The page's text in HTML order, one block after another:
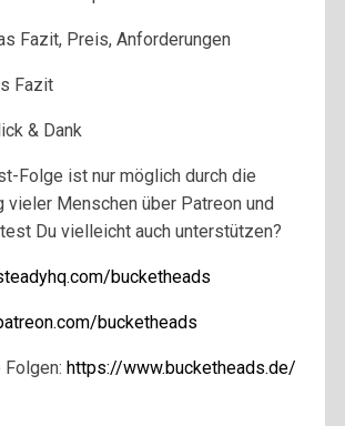
Fazit, Preis, Anforderungen
Fazit
& Dank
Folge ist nur möglich durch die
vieler Menschen über Patreon und
Du vielleicht auch unterstützen?
bucketheads
bucketheads
Folgen: https://www.bucketheads.de/